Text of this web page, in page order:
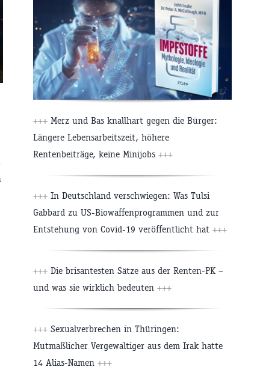
+++ Merz und Bas knallhart gegen die Bürger:
Längere Lebensarbeitszeit, höhere
Rentenbeiträge, keine Minijobs +++
+++ In Deutschland verschwiegen: Was Tulsi
Gabbard zu US-Biowaffenprogrammen und zur
Entstehung von Covid-19 veröffentlicht hat +++
+++ Die brisantesten Sätze aus der Renten-PK –
und was sie wirklich bedeuten +++
+++ Sexualverbrechen in Thüringen:
Mutmaßlicher Vergewaltiger aus dem Irak hatte
14 Alias-Namen +++